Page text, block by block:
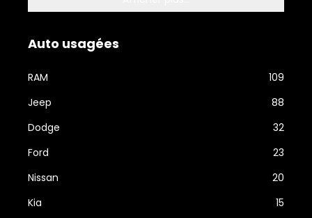
Auto usagées
RAM
109
Jeep
88
Dodge
32
Ford
23
Nissan
20
Kia
15